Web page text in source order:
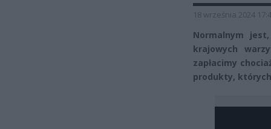
18 września 2024
Normalnym
krajowych
zapłacimy
produkty,